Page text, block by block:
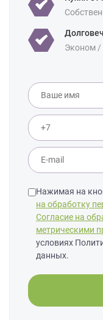
Эконом /
Нажимая на
на обработку
Согласие на
метрическими
условиях
данных.